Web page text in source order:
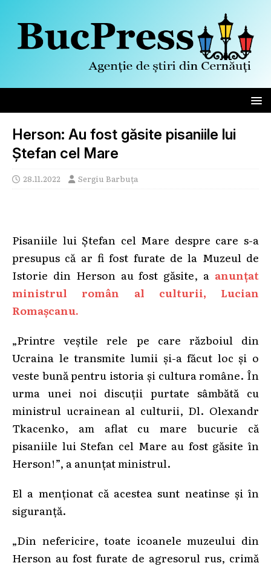
Herson: Au fost găsite pisaniile lui
Ștefan cel Mare
28.11.2022 Sergiu Barbuța
Pisaniile lui Ștefan cel Mare despre care s-a
presupus că ar fi fost furate de la Muzeul de
Istorie din Herson au fost găsite, a anunțat
ministrul român al culturii, Lucian
Romașcanu.
„Printre veștile rele pe care războiul din
Ucraina le transmite lumii și-a făcut loc și o
veste bună pentru istoria și cultura române. În
urma unei noi discuții purtate sâmbătă cu
ministrul ucrainean al culturii, Dl. Olexandr
Tkacenko, am aflat cu mare bucurie că
pisaniile lui Stefan cel Mare au fost găsite în
Herson!”, a anunțat ministrul.
El a menționat că acestea sunt neatinse și în
siguranță.
„Din nefericire, toate icoanele muzeului din
Herson au fost furate de agresorul rus, crimă